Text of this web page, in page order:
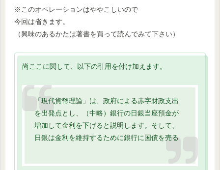
※このオペレーションはややこしいので
今回は省きます。
（興味のあるかたは著書を買って読んでみて下さい）
尚ここに関して、以下の引用を付け加えます。
「現代貨幣理論」は、政府による赤字財政支出
を出発点とし、（中略）銀行の日銀当座預金が
増加して金利を下げると説明します。そして、
日銀は金利を維持するために銀行に国債を売る